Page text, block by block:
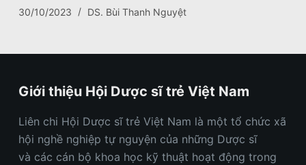
30/10/2023 DS. Bùi Thanh Nguyệt
Giới thiệu Hội Dược sĩ trẻ Việt Nam
Liên chi Hội Dược sĩ trẻ Việt Nam là một tổ chức xã
hội nghề nghiệp tự nguyện của những Dược sĩ
và các cán bộ khoa học kỹ thuật hoạt động trong